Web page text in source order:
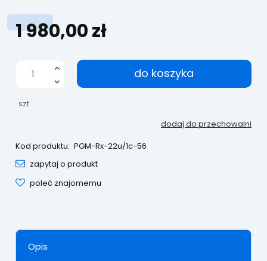
1 980,00 zł
szt.
do koszyka
dodaj do przechowalni
Kod produktu: PGM-Rx-22u/1c-56
zapytaj o produkt
poleć znajomemu
Opis